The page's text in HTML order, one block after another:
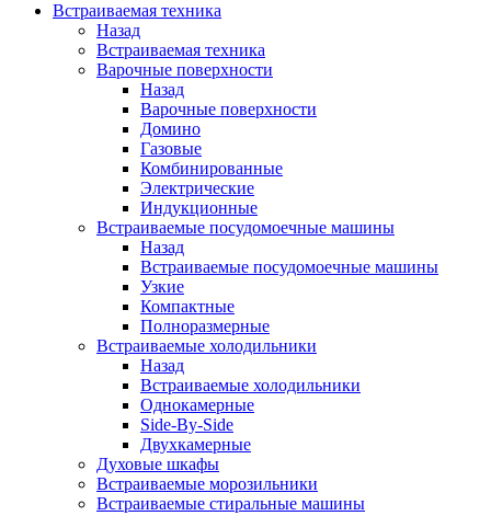
Встраиваемая техника
Назад
Встраиваемая техника
Варочные поверхности
Назад
Варочные поверхности
Домино
Газовые
Комбинированные
Электрические
Индукционные
Встраиваемые посудомоечные машины
Назад
Встраиваемые посудомоечные машины
Узкие
Компактные
Полноразмерные
Встраиваемые холодильники
Назад
Встраиваемые холодильники
Однокамерные
Side-By-Side
Двухкамерные
Духовые шкафы
Встраиваемые морозильники
Встраиваемые стиральные машины